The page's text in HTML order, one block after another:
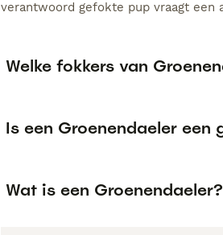
verantwoord gefokte pup vraagt een
Welke fokkers van
Is een Groenendaeler een
Wat is een Groenendaeler?